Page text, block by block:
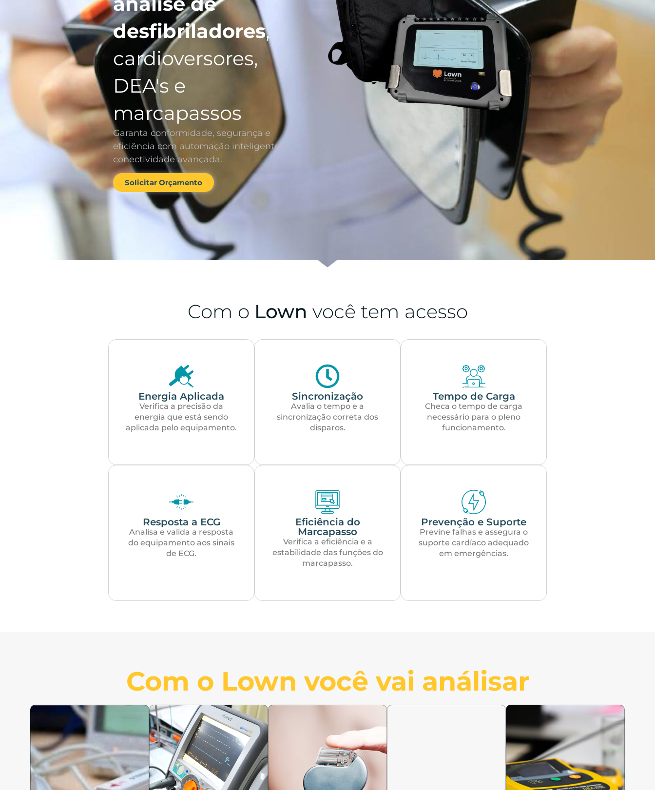
desfibriladores,
cardioversores,
DEA's e
marcapassos
Garanta conformidade, segurança e
eficiência com automação inteligente e
conectividade avançada.
Solicitar Orçamento
Com o Lown você tem acesso
Energia Aplicada
Verifica a precisão da
energia que está sendo
aplicada pelo equipamento.
Sincronização
Avalia o tempo e a
sincronização correta dos
disparos.
Tempo de Carga
Checa o tempo de carga
necessário para o pleno
funcionamento.
Resposta a ECG
Analisa e valida a resposta
do equipamento aos sinais
de ECG.
Eficiência do
Marcapasso
Verifica a eficiência e a
estabilidade das funções do
marcapasso.
Prevenção e Suporte
Previne falhas e assegura o
suporte cardíaco adequado
em emergências.
Com o Lown você vai análisar